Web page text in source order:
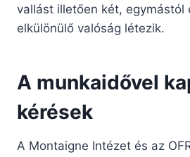
vallást illetően két, egymástól
elkülönülő valóság létezik.
A munkaidővel
kérések
A Montaigne Intézet és az